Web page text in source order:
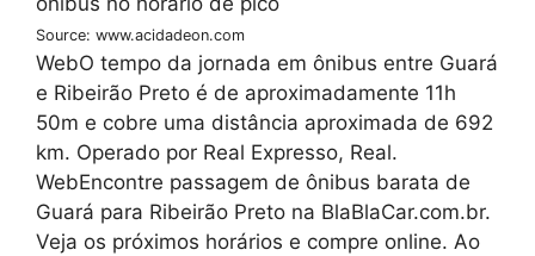
Source: www.acidadeon.com
WebO tempo da jornada em ônibus entre Guará
e Ribeirão Preto é de aproximadamente 11h
50m e cobre uma distância aproximada de 692
km. Operado por Real Expresso, Real.
WebEncontre passagem de ônibus barata de
Guará para Ribeirão Preto na BlaBlaCar.com.br.
Veja os próximos horários e compre online. Ao